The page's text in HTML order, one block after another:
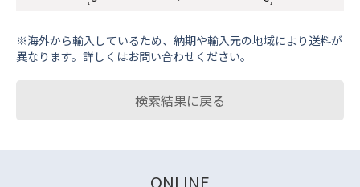
※海外から輸⼊しているため、納期や輸⼊元の地域により送料が
異なります。詳しくはお問い合わせください。
検索結果に戻る
ONLINE